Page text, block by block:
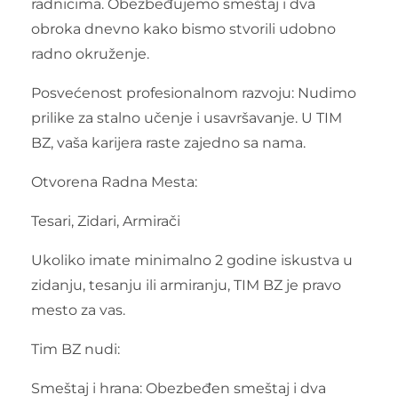
radnicima. Obezbeđujemo smeštaj i dva
obroka dnevno kako bismo stvorili udobno
radno okruženje.
Posvećenost profesionalnom razvoju: Nudimo
prilike za stalno učenje i usavršavanje. U TIM
BZ, vaša karijera raste zajedno sa nama.
Otvorena Radna Mesta:
Tesari, Zidari, Armirači
Ukoliko imate minimalno 2 godine iskustva u
zidanju, tesanju ili armiranju, TIM BZ je pravo
mesto za vas.
Tim BZ nudi:
Smeštaj i hrana: Obezbeđen smeštaj i dva